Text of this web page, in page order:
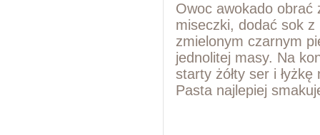
Owoc awokado obrać
miseczki, dodać sok
zmielonym czarnym
jednolitej masy. Na
starty żółty ser i
Pasta najlepiej